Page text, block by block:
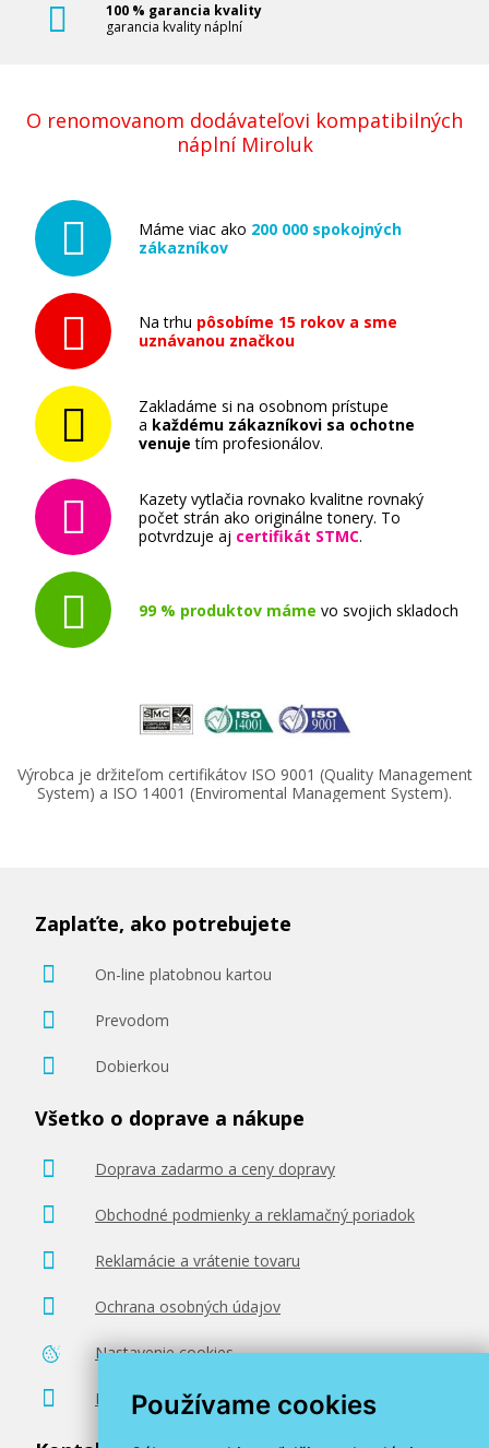
Používame cookies
100 % garancia kvality
garancia kvality náplní
O renomovanom dodávateľovi kompatibilných
náplní Miroluk
Máme viac ako 200 000 spokojných
zákazníkov
Na trhu pôsobíme 15 rokov a sme
uznávanou značkou
Zakladáme si na osobnom prístupe
a každému zákazníkovi sa ochotne
venuje tím profesionálov.
Kazety vytlačia rovnako kvalitne rovnaký
počet strán ako originálne tonery. To
potvrdzuje aj certifikát STMC.
99 % produktov máme vo svojich skladoch
Výrobca je držiteľom certifikátov ISO 9001 (Quality Management
System) a ISO 14001 (Enviromental Management System).
Zaplaťte, ako potrebujete
On-line platobnou kartou
Prevodom
Dobierkou
Všetko o doprave a nákupe
Doprava zadarmo a ceny dopravy
Obchodné podmienky a reklamačný poriadok
Reklamácie a vrátenie tovaru
Ochrana osobných údajov
Nastavenie cookies
Poradenstvo zadarmo